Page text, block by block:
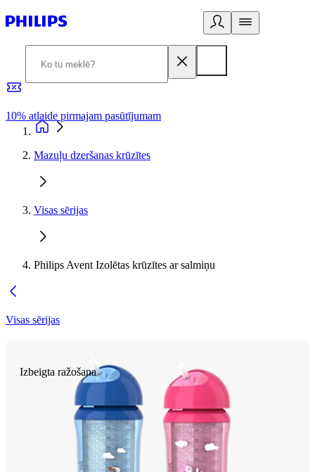
10% atlaide pirmajam pasūtījumam
Mazuļu dzeršanas krūzītes
Visas sērijas
Philips Avent Izolētas krūzītes ar salmiņu
Visas sērijas
Izbeigta ražošana